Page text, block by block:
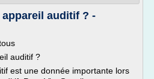
auditif ? -
auditif ?
est une donnée importante lors